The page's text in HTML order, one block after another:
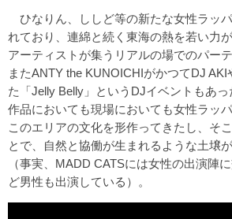
ひなりん、ししど等の新たな女性ラッ
れており、連綿と続く東海の熱を若い力
アーティストが集うリアルの場でのパー
またANTY the KUNOICHIがかつてDJ
た「Jelly Belly」というDJイベントもあっ
作品においても現場においても女性ラッ
このエリアの文化を形作ってきたし、そ
とで、自然と協働が生まれるような土壌
（事実、MADD CATSには女性の出演陣
ど男性も出演している）。